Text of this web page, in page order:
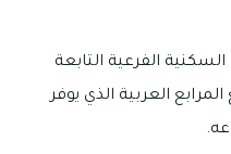
السكنية الفرعية التابعة
العربية الذي يوفر